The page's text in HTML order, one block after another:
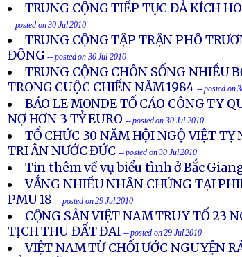
TRUNG CỘNG TIẾP TỤC ĐẢ KÍCH
-- posted on 30 Jul 2010
TRUNG CỘNG TẬP TRẬN PHÔ
ĐÔNG -- posted on 30 Jul 2010
TRUNG CỘNG CHÔN SỐNG NHIỀU
TRONG CUỘC CHIẾN NĂM 1984 -- posted on
BÁO LE MONDE TỐ CÁO CÔNG TY
NỢ HƠN 3 TỶ EURO -- posted on 30 Jul 2010
TỔ CHỨC 30 NĂM HỘI NGỘ VIỆT TỴ
TRI ÂN NƯỚC ĐỨC -- posted on 30 Jul 2010
Tin thêm về vụ biểu tình ở Bắc
VẮNG NHIỀU NHÂN CHỨNG TẠI
PMU 18 -- posted on 29 Jul 2010
CỘNG SẢN VIỆT NAM TRUY TỐ 23
TỊCH THU ĐẤT ĐAI -- posted on 29 Jul 2010
VIỆT NAM TỪ CHỐI ƯỚC NGUYỆN